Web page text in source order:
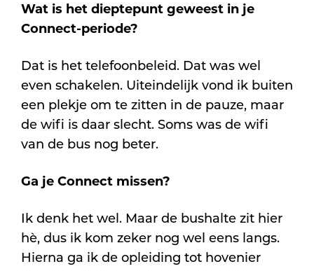
Wat is het dieptepunt geweest in je
Connect-periode?
Dat is het telefoonbeleid. Dat was wel
even schakelen. Uiteindelijk vond ik buiten
een plekje om te zitten in de pauze, maar
de wifi is daar slecht. Soms was de wifi
van de bus nog beter.
Ga je Connect missen?
Ik denk het wel. Maar de bushalte zit hier
hè, dus ik kom zeker nog wel eens langs.
Hierna ga ik de opleiding tot hovenier